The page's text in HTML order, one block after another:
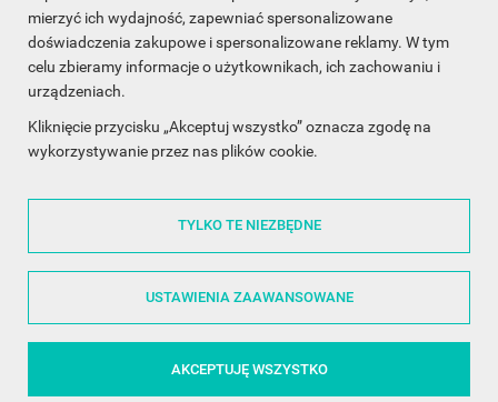
mierzyć ich wydajność, zapewniać spersonalizowane
doświadczenia zakupowe i spersonalizowane reklamy. W tym
celu zbieramy informacje o użytkownikach, ich zachowaniu i
urządzeniach.
Kliknięcie przycisku „Akceptuj wszystko” oznacza zgodę na
wykorzystywanie przez nas plików cookie.
TYLKO TE NIEZBĘDNE
USTAWIENIA ZAAWANSOWANE
AKCEPTUJĘ WSZYSTKO
INFORMACJE
OBSŁUGA KLIENTA
WSPÓŁPRACA
ŚLEDŹ NAS NA FACEBOOKU
Made with❤in Poland